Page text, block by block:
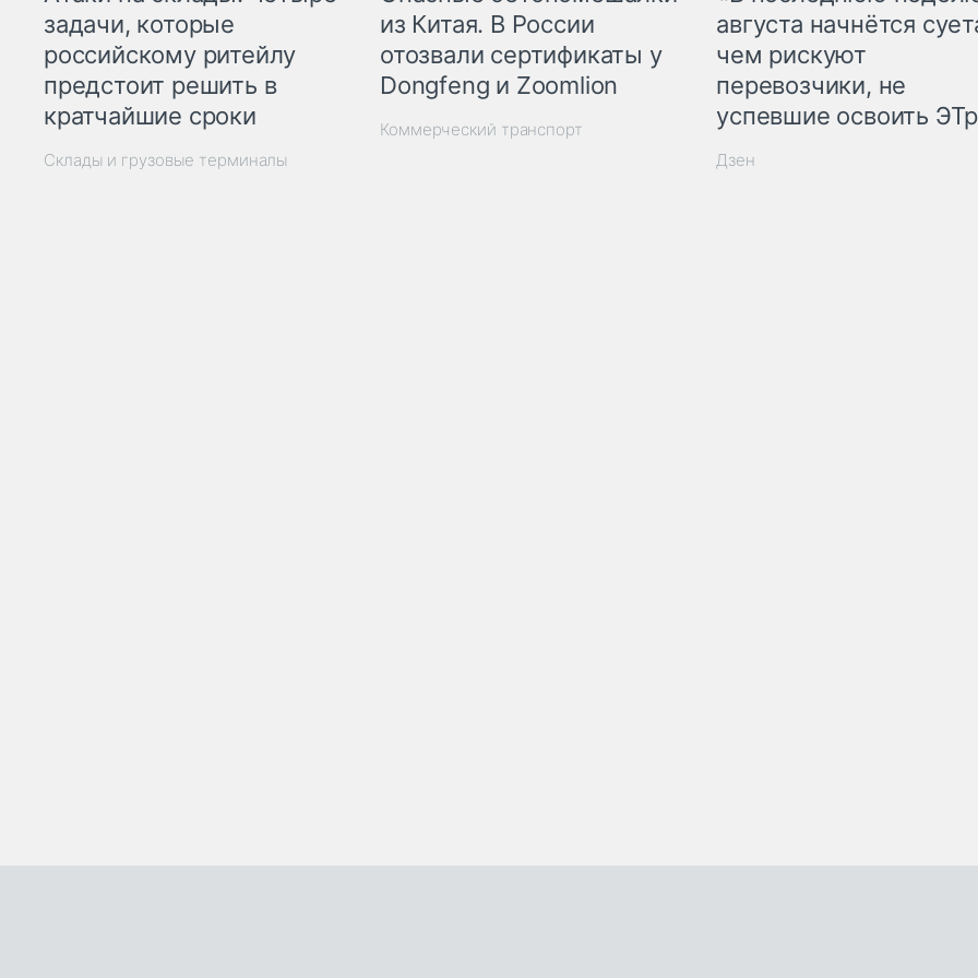
задачи, которые
российскому ритейлу
предстоит решить в
кратчайшие сроки
Склады и грузовые терминалы
из Китая. В России
отозвали сертификаты у
Dongfeng и Zoomlion
Коммерческий транспорт
августа начнётся
чем рискуют
перевозчики, не
успевшие освоить
Дзен